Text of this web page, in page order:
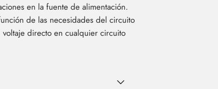
en la fuente de alimentación.
de las necesidades del circuito
directo en cualquier circuito